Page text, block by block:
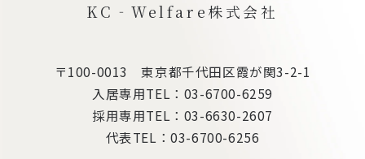
KC‐Welfare株式会社
〒100-0013 東京都千代田区霞が関3-2-1
入居専用TEL： 03-6700-6259
採用専用TEL： 03-6630-2607
代表TEL：03-6700-6256